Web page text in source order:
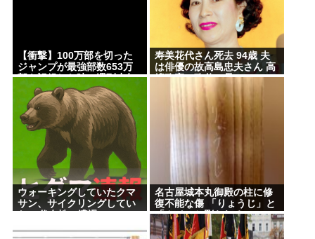
【消費減税】日本の社会保障、岐路に 財源5兆円見通
【画像】アトリエファン「アトリエはエ口いゲーム
じゃない！ライザを性的な目で見てる奴はにわ
か！」
《NHKの性被害問題》「飲酒で記憶がない」と出演
者 “誰を守るべきなのか”問われる組織の姿勢
パチ●コ屋の倒産が止まらず。等価/高価交換を望む依
存症が徐々に脱落。低換金率を望む客は戻らず
Powered by livedoor 相互RSS
【衝撃】100万部を切った
ジャンプが最強部数653万
部を記録した時の週刊少年
ジャンプの面子がヤバすぎ
寿美花代さん死去 94歳 夫
は俳優の故高島忠夫さん 高
嶋政宏、政伸の母
ウォーキングしていたクマ
サン、サイクリングしてい
た50代女性に遭遇
名古屋城本丸御殿の柱に修
復不能な傷 「りょうじ」と
「カイ」と彫られる